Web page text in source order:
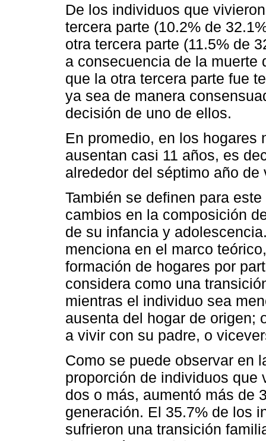
De los individuos que
tercera parte (10.2% de
otra tercera parte (11.5% de
a consecuencia de la muerte
que la otra tercera parte fue
ya sea de manera
decisión de uno de ellos.
En promedio, en los hogares
ausentan casi 11 años, es
alrededor del séptimo año
También se definen para
cambios en la composición
de su infancia y
menciona en el marco
formación de hogares por
considera como una
mientras el individuo sea
ausenta del hogar de origen;
a vivir con su padre, o
Como se puede observar en
proporción de individuos que
dos o más, aumentó más de
generación. El 35.7% de los
sufrieron una transición